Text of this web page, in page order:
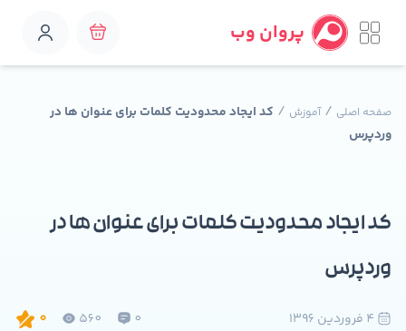
پروان وب
صفحه اصلی /آموزش / کد ایجاد محدودیت کلمات برای عنوان ها در
وردپرس
0
560
0
کد ایجاد محدودیت کلمات برای عنوان ها در
وردپرس